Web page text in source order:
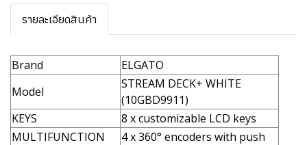
รายละเอียดสินค้า
Brand
ELGATO
Model
STREAM DECK+ WHITE
(10GBD9911)
KEYS
8 x customizable LCD keys
MULTIFUNCTION
4 x 360° encoders with push